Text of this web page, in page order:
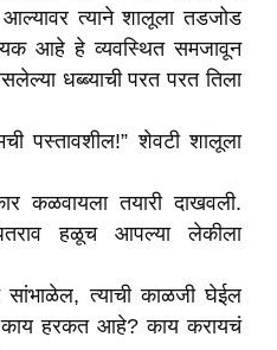
त्याने शालूला तडजोड
आहे हे व्यवस्थित समजावून
धब्ब्याची परत परत तिला
पस्तावशील!”शेवटी शालूला
कळवायला तयारी दाखवली.
हळूच आपल्या लेकीला
सांभाळेल,त्याची काळजी घेईल
काय हरकत आहे?काय करायचं